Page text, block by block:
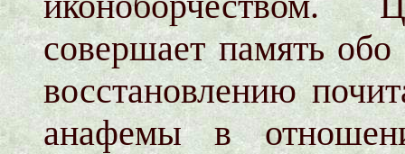
совершает память обо
восстановлению
анафемы в